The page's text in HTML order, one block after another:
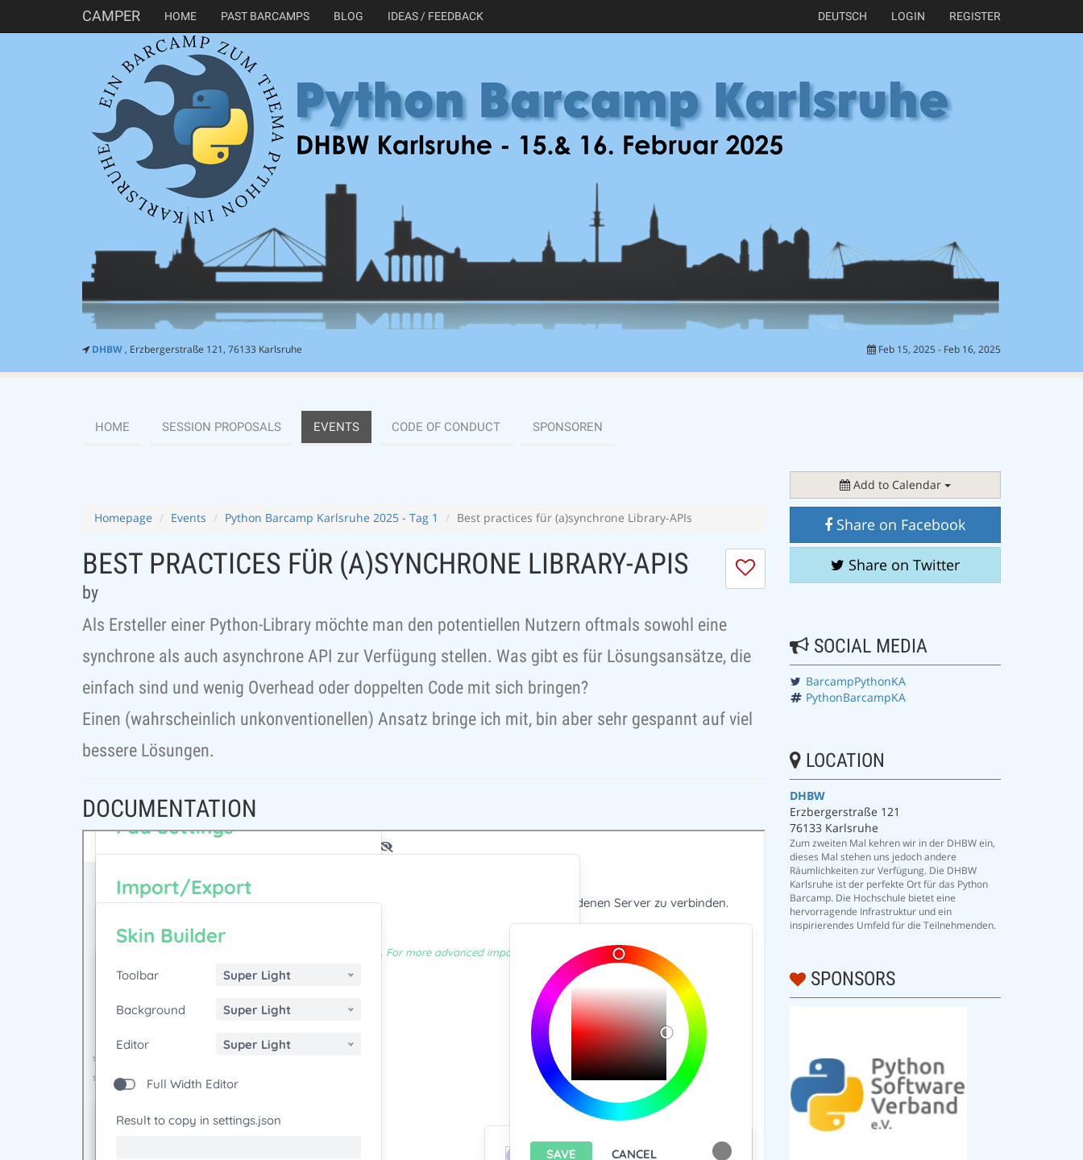
CAMPER HOME PAST BARCAMPS BLOG IDEAS / FEEDBACK DEUTSCH LOGIN REGISTER
DHBW, Erzbergerstraße 121, 76133 Karlsruhe Feb 15, 2025 - Feb 16, 2025
HOME SESSION PROPOSALS EVENTS CODE OF CONDUCT SPONSOREN
Homepage Events Python Barcamp Karlsruhe 2025 - Tag 1 Best practices für (a)synchrone Library-APIs
I
don't
session
BEST PRACTICES FÜR (A)SYNCHRONE LIBRARY-APIS
by
Als Ersteller einer Python-Library möchte man den potentiellen Nutzern oftmals sowohl eine
synchrone als auch asynchrone API zur Verfügung stellen. Was gibt es für Lösungsansätze, die
einfach sind und wenig Overhead oder doppelten Code mit sich bringen?
Einen (wahrscheinlich unkonventionellen) Ansatz bringe ich mit, bin aber sehr gespannt auf viel
bessere Lösungen.
DOCUMENTATION
Add to Calendar
Share on Facebook
Share on Twitter
SOCIAL MEDIA
BarcampPythonKA
PythonBarcampKA
LOCATION
DHBW
Erzbergerstraße 121
76133 Karlsruhe
Zum zweiten Mal kehren wir in der DHBW ein,
dieses Mal stehen uns jedoch andere
Räumlichkeiten zur Verfügung. Die DHBW
Karlsruhe ist der perfekte Ort für das Python
Barcamp. Die Hochschule bietet eine
hervorragende Infrastruktur und ein
inspirierendes Umfeld für die Teilnehmenden.
SPONSORS